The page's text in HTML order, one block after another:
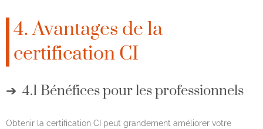
4. Avantages de la
certification CI
4.1 Bénéfices pour les professionnels
Obtenir la certification CI peut grandement améliorer votre